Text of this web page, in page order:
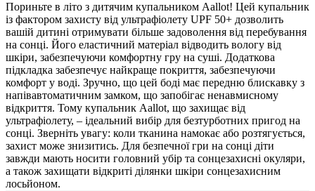
Пориньте в літо з дитячим купальником Aallot! Цей купальник
із фактором захисту від ультрафіолету UPF 50+ дозволить
вашій дитині отримувати більше задоволення від перебування
на сонці. Його еластичний матеріал відводить вологу від
шкіри, забезпечуючи комфортну гру на суші. Додаткова
підкладка забезпечує найкраще покриття, забезпечуючи
комфорт у воді. Зручно, що цей боді має передню блискавку з
напівавтоматичним замком, що запобігає ненавмисному
відкриття. Тому купальник Aallot, що захищає від
ультрафіолету, – ідеальний вибір для безтурботних пригод на
сонці. Зверніть увагу: коли тканина намокає або розтягується,
захист може знизитись. Для безпечної гри на сонці діти
завжди мають носити головний убір та сонцезахисні окуляри,
а також захищати відкриті ділянки шкіри сонцезахисним
лосьйоном.